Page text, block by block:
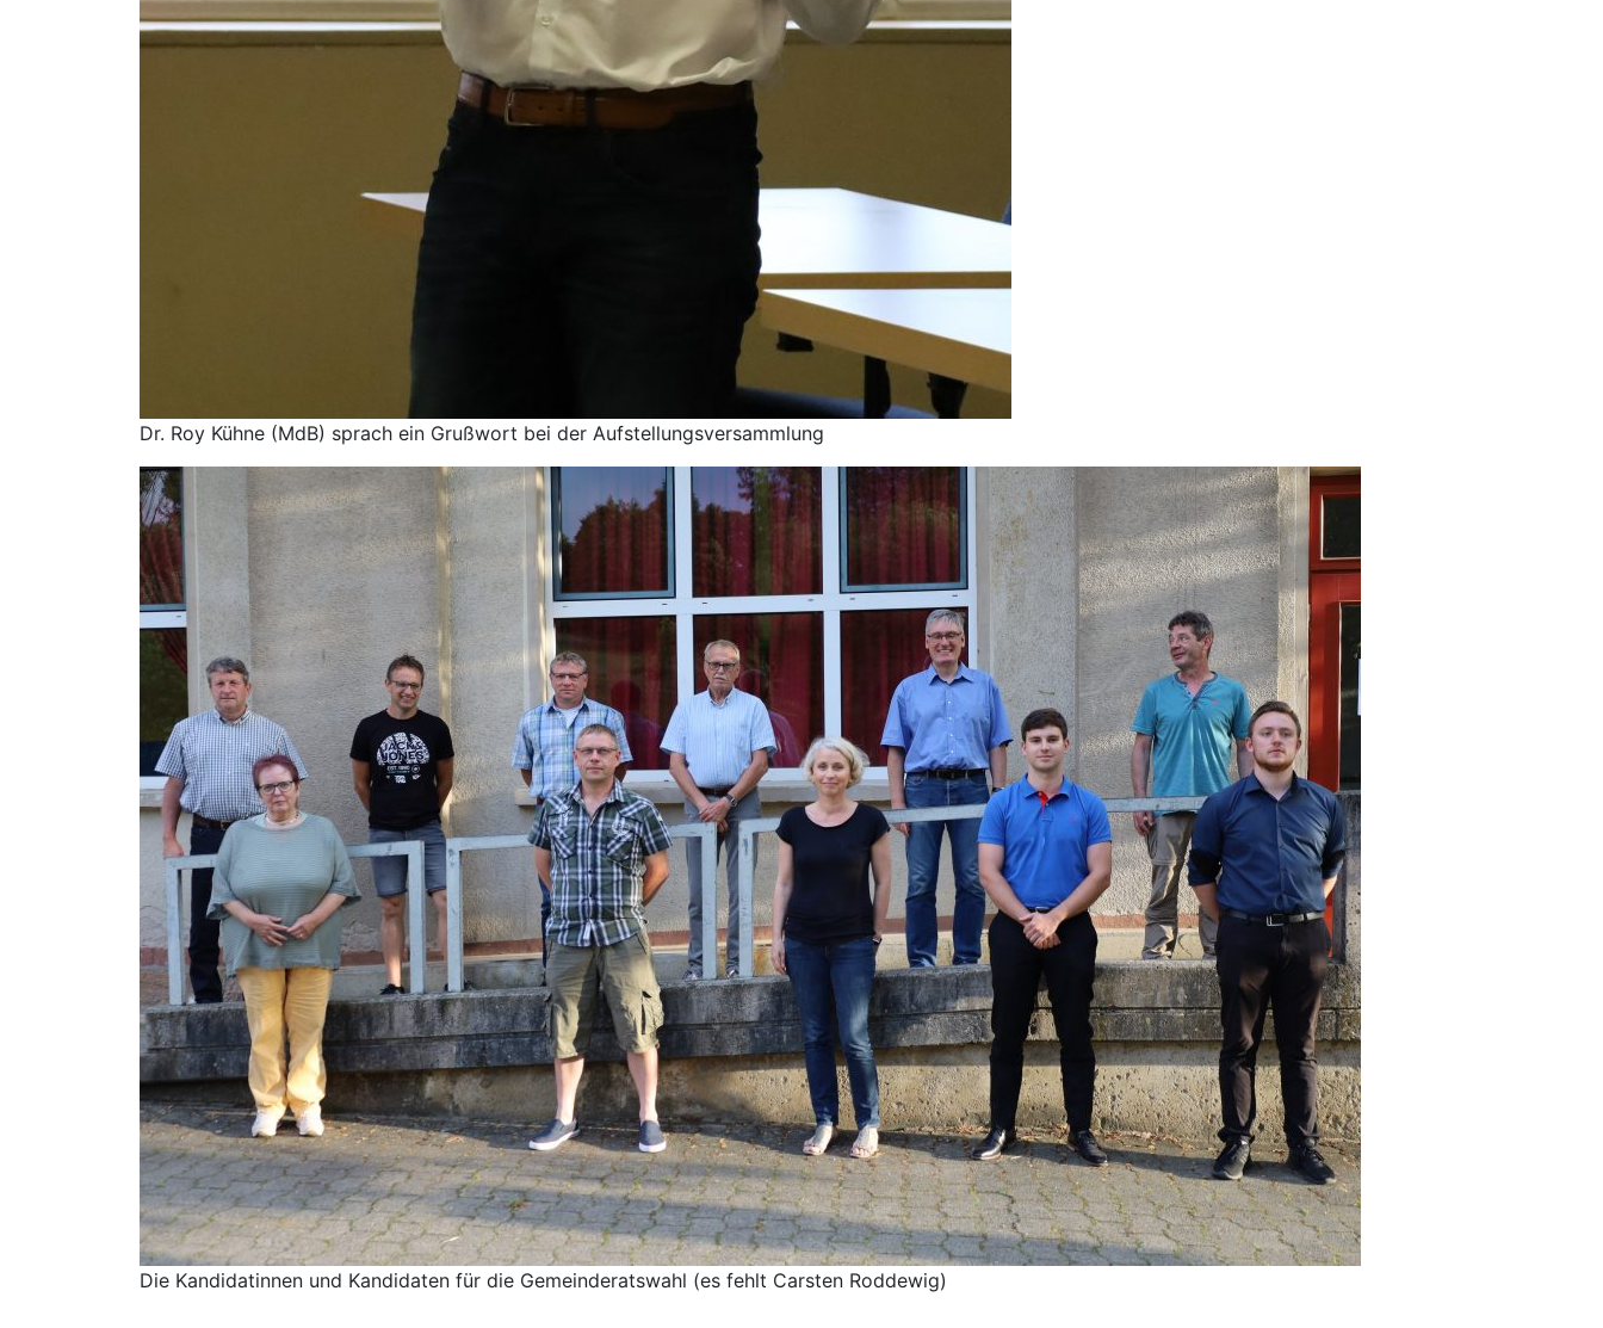
Dr. Roy Kühne (MdB) sprach ein Grußwort bei der Aufstellungsversammlung
Die Kandidatinnen und Kandidaten für die Gemeinderatswahl (es fehlt Carsten Roddewig)